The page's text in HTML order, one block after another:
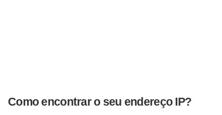
Como encontrar o seu endereço IP?
i